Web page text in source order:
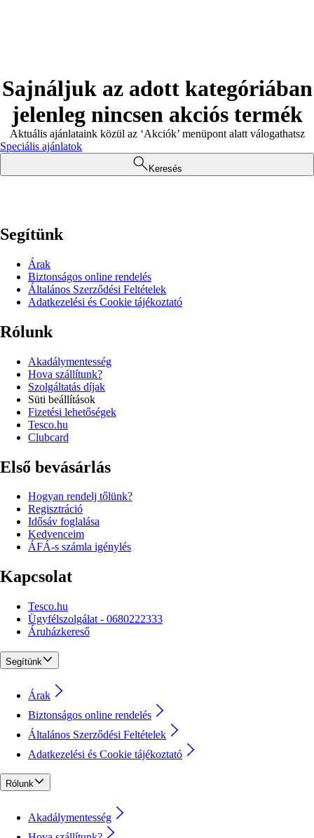
Sajnáljuk az adott kategóriában
jelenleg nincsen akciós termék
Aktuális ajánlataink közül az ‘Akciók’ menüpont alatt válogathatsz
Speciális ajánlatok
Keresés
Segítünk
Árak
Biztonságos online rendelés
Általános Szerződési Feltételek
Adatkezelési és Cookie tájékoztató
Rólunk
Akadálymentesség
Hova szállítunk?
Szolgáltatás díjak
Süti beállítások
Fizetési lehetőségek
Tesco.hu
Clubcard
Első bevásárlás
Hogyan rendelj tőlünk?
Regisztráció
Idősáv foglalása
Kedvenceim
ÁFÁ-s számla igénylés
Kapcsolat
Tesco.hu
Ügyfélszolgálat - 0680222333
Áruházkereső
Segítünk
Árak
Biztonságos online rendelés
Általános Szerződési Feltételek
Adatkezelési és Cookie tájékoztató
Rólunk
Akadálymentesség